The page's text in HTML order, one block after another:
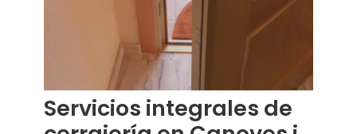
Servicios integrales de